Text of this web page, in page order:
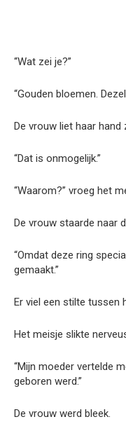
“Wat zei je?”
“Gouden bloemen.
De vrouw liet haar hand
“Dat is onmogelijk.”
“Waarom?” vroeg het
De vrouw staarde naar
“Omdat deze ring
gemaakt.”
Er viel een stilte tussen
Het meisje slikte
“Mijn moeder vertelde
geboren werd.”
De vrouw werd bleek.